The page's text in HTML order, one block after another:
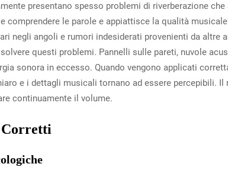
presentano spesso problemi di riverberazione
comprendere le parole e appiattisce la qualità
negli angoli e rumori indesiderati provenienti da altre
questi problemi. Pannelli sulle pareti, nuvole
sonora in eccesso. Quando vengono applicati
e i dettagli musicali tornano ad essere percepibili.
continuamente il volume.
Corretti